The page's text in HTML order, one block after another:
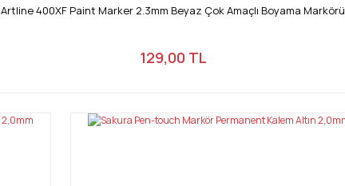
Artline 400XF Paint Marker 2.3mm Beyaz Çok Amaçlı Boyama Markörü
129,00 TL